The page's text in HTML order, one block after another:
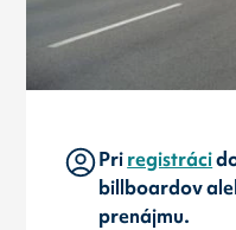
Priregistráci
billboardov
prenájmu.